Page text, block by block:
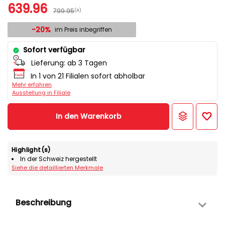
639.96 799.95(A)
-20% im Preis inbegriffen
Sofort verfügbar
Lieferung: ab 3 Tagen
In 1 von 21 Filialen sofort abholbar
Mehr erfahren
Ausstellung in Filiale
In den Warenkorb
Highlight(s)
In der Schweiz hergestellt
Siehe die detaillierten Merkmale
Beschreibung